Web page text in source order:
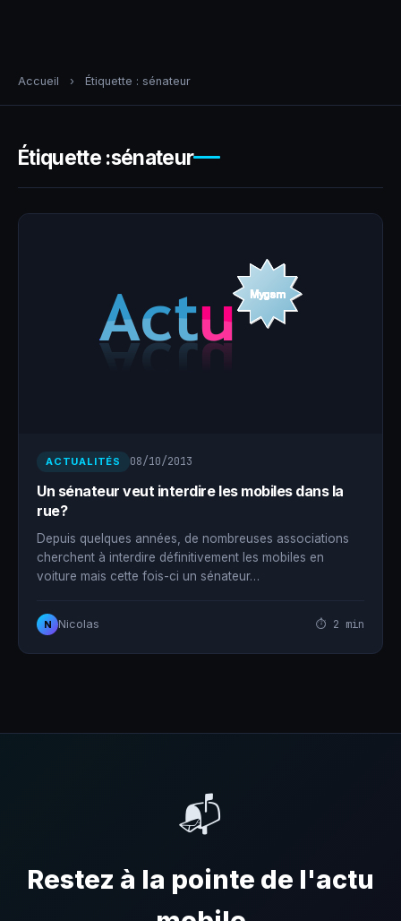
Accueil › Étiquette : sénateur
Étiquette :sénateur
ACTUALITÉS 08/10/2013
Un sénateur veut interdire les mobiles dans la
rue?
Depuis quelques années, de nombreuses associations
cherchent à interdire définitivement les mobiles en
voiture mais cette fois-ci un sénateur…
N Nicolas ⏱ 2 min
📬
Restez à la pointe de l'actu